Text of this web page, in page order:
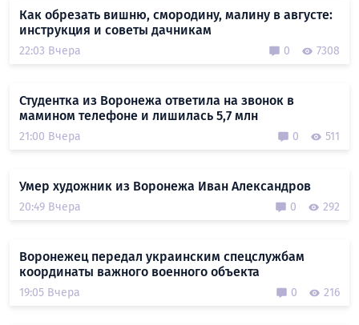
Как обрезать вишню, смородину, малину в августе:
инструкция и советы дачникам
22:03 Вчера 0 7308
Студентка из Воронежа ответила на звонок в
мамином телефоне и лишилась 5,7 млн
21:00 Вчера 0 511
Умер художник из Воронежа Иван Александров
20:49 Вчера 0 292
Воронежец передал украинским спецслужбам
координаты важного военного объекта
19:05 Вчера 0 216